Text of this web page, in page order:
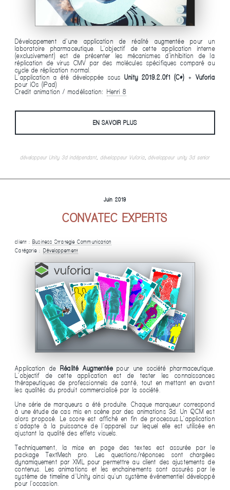
Développement d'une application de réalité augmentée pour un
laboratoire pharmaceutique. L'objectif de cette application interne
(exclusivement) est de présenter les mécanismes d'inhibition de la
réplication de virus CMV par des molécules spécifiques comparé au
cycle de réplication normal.
L'application a été développée sousUnity 2019.2.0f1 (C#) + Vuforia
pour iOs (iPad)
Credit animation / modélisation: Henri 8
EN SAVOIR PLUS
développeur Unity 3d indépendant développeur Vuforia,développeur unity 3d senior
Juin 2019
CONVATEC EXPERTS
client :Business Strategie Communication
Catégorie : Développement
Application deRéalité Augmentéepour une société pharmaceutique.
L'objectif de cette application est de tester les connaissances
thérapeutiques de professionnels de santé, tout en mettant en avant
les qualités du produit commercialisé par la société.
Une série de marqueurs a été produite. Chaque marqueur correspond
à une étude de cas mis en scène par des animations 3d. Un QCM est
alors proposé. Le score est affiché en fin de processus.L'application
s'adapte à la puissance de l'appareil sur lequel elle est utilisée en
ajustant la qualité des effets visuels.
Techniquement, la mise en page des textes est assurée par le
package TextMesh pro. Les questions/réponses sont chargées
dynamiquement par XML pour permettre au client des ajustements de
contenus. Les animations et les enchainements sont assurés par le
système de timeline d'Unity ainsi qu'un système événementiel développé
pour l'occasion.